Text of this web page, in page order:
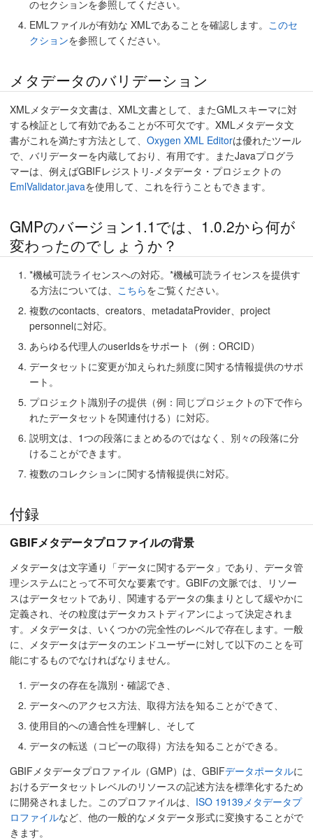
のセクションを参照してください。
EMLファイルが有効な XMLであることを確認します。 このセ
クションを参照してください。
メタデータのバリデーション
XMLメタデータ文書は、XML文書として、またGMLスキーマに対
する検証として有効であることが不可欠です。XMLメタデータ文
書がこれを満たす方法として、 Oxygen XML Editorは優れたツール
で、バリデーターを内蔵しており、有用です。またJavaプログラ
マーは、例えばGBIFレジストリ-メタデータ・プロジェクトの
EmlValidator.javaを使用して、これを行うこともできます。
GMPのバージョン1.1では、1.0.2から何が
変わったのでしょうか？
*機械可読ライセンスへの対応。*機械可読ライセンスを提供す
る方法については、 こちらをご覧ください。
複数のcontacts、creators、metadataProvider、project
personnelに対応。
あらゆる代理人のuserIdsをサポート（例：ORCID）
データセットに変更が加えられた頻度に関する情報提供のサポ
ート。
プロジェクト識別子の提供（例：同じプロジェクトの下で作ら
れたデータセットを関連付ける）に対応。
説明文は、1つの段落にまとめるのではなく、別々の段落に分
けることができます。
複数のコレクションに関する情報提供に対応。
付録
GBIFメタデータプロファイルの背景
メタデータは文字通り「データに関するデータ」であり、データ管
理システムにとって不可欠な要素です。GBIFの文脈では、リソー
スはデータセットであり、関連するデータの集まりとして緩やかに
定義され、その粒度はデータカストディアンによって決定されま
す。メタデータは、いくつかの完全性のレベルで存在します。一般
に、メタデータはデータのエンドユーザーに対して以下のことを可
能にするものでなければなりません。
データの存在を識別・確認でき、
データへのアクセス方法、取得方法を知ることができて、
使用目的への適合性を理解し、そして
データの転送（コピーの取得）方法を知ることができる。
GBIFメタデータプロファイル（GMP）は、GBIFデータポータルに
おけるデータセットレベルのリソースの記述方法を標準化するため
に開発されました。このプロファイルは、 ISO 19139メタデータプ
ロファイルなど、他の一般的なメタデータ形式に変換することがで
きます。